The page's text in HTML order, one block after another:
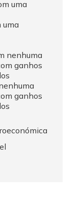
uma
ganhos